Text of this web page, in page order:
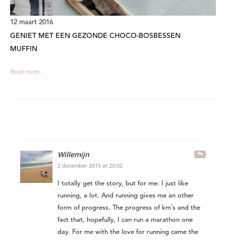
12 maart 2016
GENIET MET EEN GEZONDE CHOCO-BOSBESSEN
MUFFIN
Read more...
Willemijn
2 december 2015 at 20:02
I totally get the story, but for me: I just like
running, a lot. And running gives me an other
form of progress. The progress of km’s and the
fact that, hopefully, I can run a marathon one
day. For me with the love for running came the